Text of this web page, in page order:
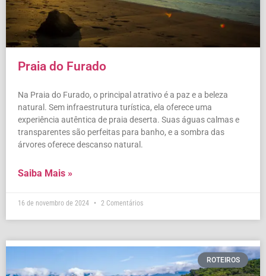
Praia do Furado
Na Praia do Furado, o principal atrativo é a paz e a beleza
natural. Sem infraestrutura turística, ela oferece uma
experiência autêntica de praia deserta. Suas águas calmas e
transparentes são perfeitas para banho, e a sombra das
árvores oferece descanso natural.
Saiba Mais »
16 de novembro de 2024 2 Comentários
ROTEIROS